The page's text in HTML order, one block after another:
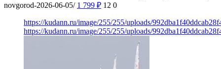
novgorod-2026-06-05/ 1 799 ₽ 12 0
https://kudann.ru/image/255/255/uploads/
https://kudann.ru/image/255/255/uploads/